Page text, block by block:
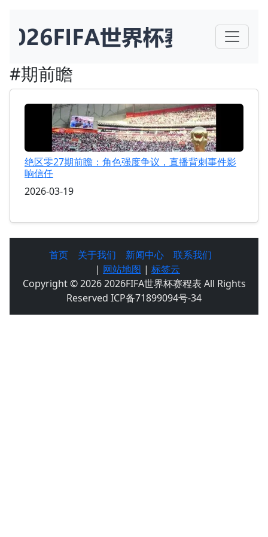
#期前瞻
绝区零27期前瞻：角色强度争议，直播背刺事件影
响信任
2026-03-19
首页 关于我们 新闻中心
联系我们
| 网站地图 | 标签云
Copyright © 2026 2026FIFA世界杯赛程表 All Rights
Reserved ICP备71899094号-34